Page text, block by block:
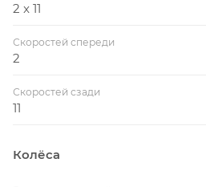
2 x 11
Скоростей спереди
2
Скоростей сзади
11
Колёса